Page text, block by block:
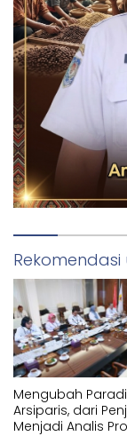
Mengubah
Arsiparis, dari
Menjadi Analis